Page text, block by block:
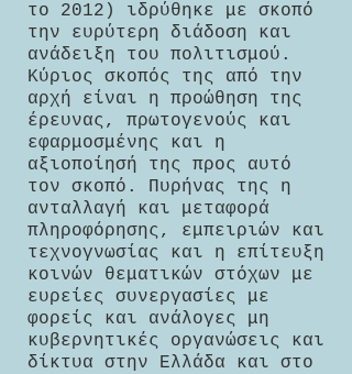
το 2012) ιδρύθηκε με σκοπό
την ευρύτερη διάδοση και
ανάδειξη του πολιτισμού.
Κύριος σκοπός της από την
αρχή είναι η προώθηση της
έρευνας, πρωτογενούς και
εφαρμοσμένης και η
αξιοποίησή της προς αυτό
τον σκοπό. Πυρήνας της η
ανταλλαγή και μεταφορά
πληροφόρησης, εμπειριών και
τεχνογνωσίας και η επίτευξη
κοινών θεματικών στόχων με
ευρείες συνεργασίες με
φορείς και ανάλογες μη
κυβερνητικές οργανώσεις και
δίκτυα στην Ελλάδα και στο